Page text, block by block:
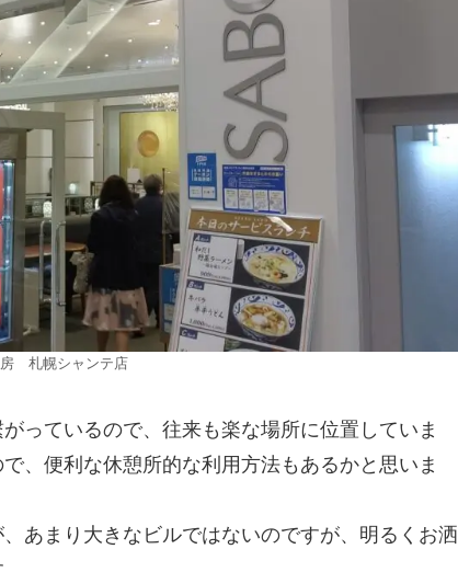
札幌シャンテ店
っているので、往来も楽な場所に位置していま
、便利な休憩所的な利用方法もあるかと思いま
あまり大きなビルではないのですが、明るくお洒